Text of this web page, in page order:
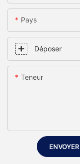
Pays
Déposer
Teneur